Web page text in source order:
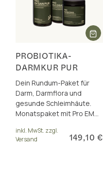
PROBIOTIKA-
DARMKUR PUR
Dein Rundum-Paket für
Darm, Darmflora und
gesunde Schleimhäute.
Monatspaket mit Pro EM
Pro Mucosa. Inkl.
Paketrabatt.
inkl. MwSt. zzgl.
Versand
149,10 €